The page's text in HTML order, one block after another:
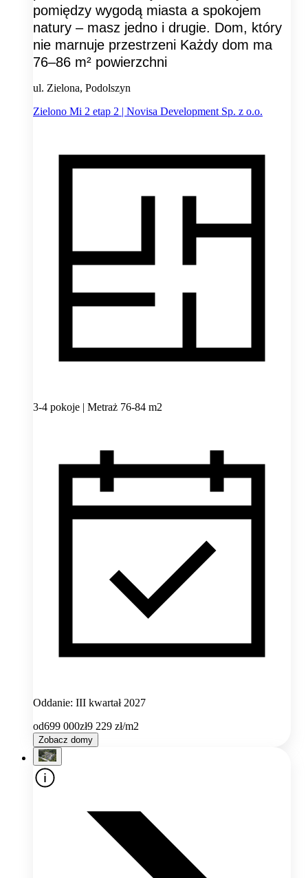
pomiędzy wygodą miasta a spokojem
natury – masz jedno i drugie. Dom, który
nie marnuje przestrzeni Każdy dom ma
76–86 m² powierzchni
ul. Zielona, Podolszyn
Zielono Mi 2 etap 2 | Novisa Development Sp. z o.o.
3-4 pokoje | Metraż 76-84 m2
Oddanie: III kwartał 2027
od699 000zł9 229 zł/m2
Zobacz domy